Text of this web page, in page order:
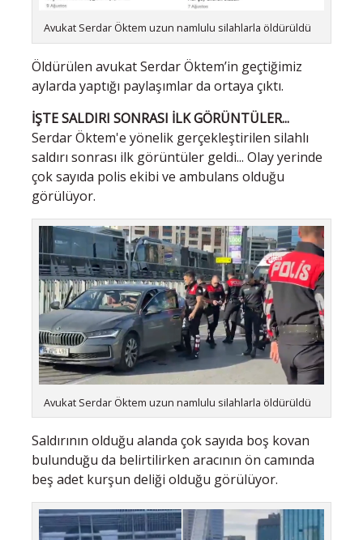
Avukat Serdar Öktem uzun namlulu silahlarla öldürüldü
Öldürülen avukat Serdar Öktem’in geçtiğimiz
aylarda yaptığı paylaşımlar da ortaya çıktı.
İŞTE SALDIRI SONRASI İLK GÖRÜNTÜLER...
Serdar Öktem'e yönelik gerçekleştirilen silahlı
saldırı sonrası ilk görüntüler geldi... Olay yerinde
çok sayıda polis ekibi ve ambulans olduğu
görülüyor.
Avukat Serdar Öktem uzun namlulu silahlarla öldürüldü
Saldırının olduğu alanda çok sayıda boş kovan
bulunduğu da belirtilirken aracının ön camında
beş adet kurşun deliği olduğu görülüyor.